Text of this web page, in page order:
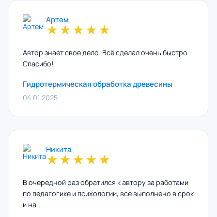
Артем
★★★★★
Автор знает свое дело. Всё сделал очень быстро.
Спасибо!
Гидротермическая обработка древесины
04.01.2025
Никита
★★★★★
В очередной раз обратился к автору за работами
по педагогике и психологии, все выполнено в срок
и на...